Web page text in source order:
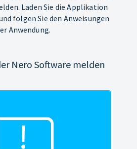
Laden Sie die Applikation
folgen Sie den Anweisungen
Anwendung.
Nero Software melden